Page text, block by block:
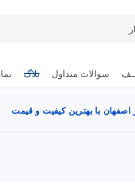
سوالات متداول بلاگ
اصفهان با بهترین کیفیت و قیمت